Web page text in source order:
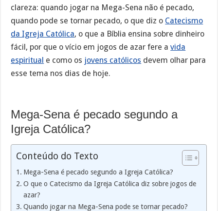
clareza: quando jogar na Mega-Sena não é pecado,
quando pode se tornar pecado, o que diz o Catecismo
da Igreja Católica, o que a Bíblia ensina sobre dinheiro
fácil, por que o vício em jogos de azar fere avida
espiritual e como os jovens católicos devem olhar para
esse tema nos dias de hoje.
Mega-Sena é pecado segundo a
Igreja Católica?
Conteúdo do Texto
Mega-Sena é pecado segundo a Igreja Católica?
O que o Catecismo da Igreja Católica diz sobre jogos de
azar?
Quando jogar na Mega-Sena pode se tornar pecado?